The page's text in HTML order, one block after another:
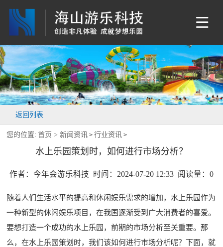
返回列表
您的位置: 首页 >新闻资讯 >行业资讯 >
水上乐园策划时，如何进行市场分析？
作者：今年会游乐科技 时间：2024-07-20 12:33 阅读量： 0
随着人们生活水平的提高和休闲娱乐需求的增加，水上乐园作为
一种新型的休闲娱乐项目，在我国逐渐受到广大消费者的喜爱。
要想打造一个成功的水上乐园，前期的市场分析至关重要。那
么，在水上乐园策划 时，我们该如何进行市场分析呢？下面，就